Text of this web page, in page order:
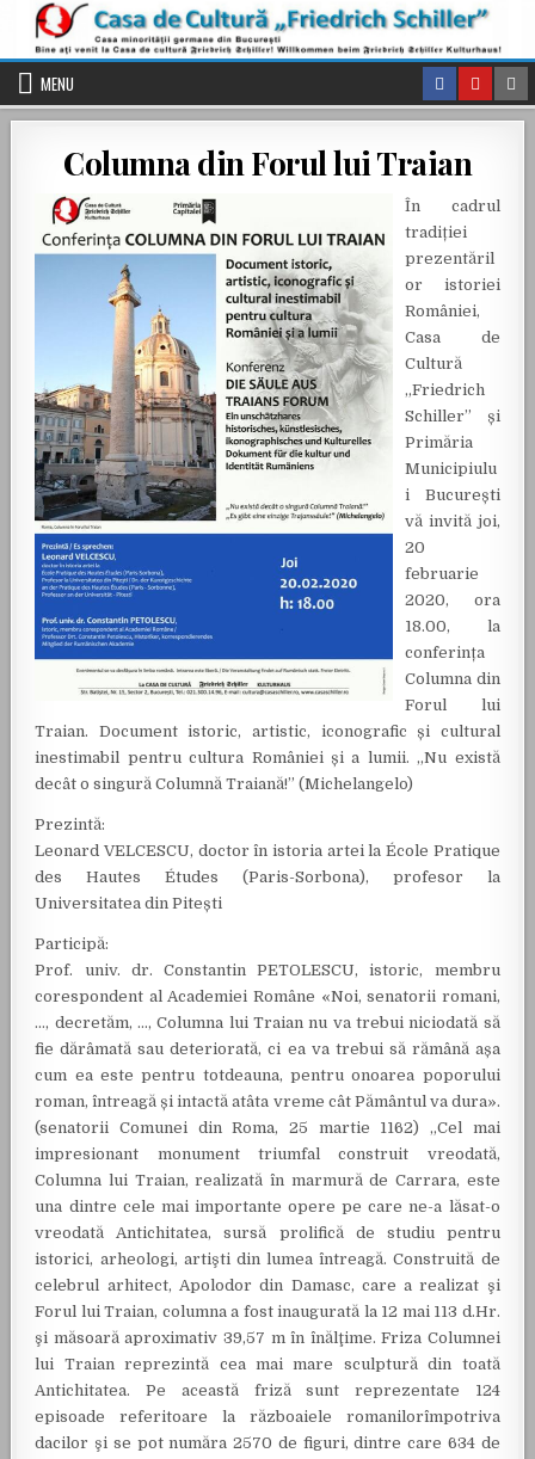
Skip to content
MENU
Columna din Forul lui Traian
În cadrul
tradiției
prezentăril
or istoriei
României,
Casa de
Cultură
„Friedrich
Schiller” și
Primăria
Municipiulu
i București
vă invită joi,
20
februarie
2020, ora
18.00, la
conferința
Columna din
Forul lui
Traian. Document istoric, artistic, iconografic și cultural
inestimabil pentru cultura României și a lumii. „Nu există
decât o singură Columnă Traiană!” (Michelangelo)
Prezintă:
Leonard VELCESCU, doctor în istoria artei la École Pratique
des Hautes Études (Paris-Sorbona), profesor la
Universitatea din Pitești
Participă:
Prof. univ. dr. Constantin PETOLESCU, istoric, membru
corespondent al Academiei Române «Noi, senatorii romani,
…, decretăm, …, Columna lui Traian nu va trebui niciodată să
fie dărâmată sau deteriorată, ci ea va trebui să rămână așa
cum ea este pentru totdeauna, pentru onoarea poporului
roman, întreagă și intactă atâta vreme cât Pământul va dura».
(senatorii Comunei din Roma, 25 martie 1162) „Cel mai
impresionant monument triumfal construit vreodată,
Columna lui Traian, realizată în marmură de Carrara, este
una dintre cele mai importante opere pe care ne-a lăsat-o
vreodată Antichitatea, sursă prolifică de studiu pentru
istorici, arheologi, artişti din lumea întreagă. Construită de
celebrul arhitect, Apolodor din Damasc, care a realizat şi
Forul lui Traian, columna a fost inaugurată la 12 mai 113 d.Hr.
şi măsoară aproximativ 39,57 m în înălţime. Friza Columnei
lui Traian reprezintă cea mai mare sculptură din toată
Antichitatea. Pe această friză sunt reprezentate 124
episoade referitoare la războaiele romanilorîmpotriva
dacilor şi se pot număra 2570 de figuri, dintre care 634 de